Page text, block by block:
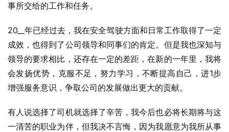
事所交给的工作和任务。
20__年已经过去，我在安全驾驶方面和日常工作取得了一定
成效，也得到了公司领导和同事们的肯定。但是我也深知与
领导的要求相比，还存在一定的差距，在新的一年里，我将
会发扬优势，克服不足，努力学习，不断提高自己，进1步
增强服务意识，争取公司的发展做出更大的贡献。
有人说选择了司机就选择了辛苦，我今后也必将长期将与这
一清苦的职业为伴，但我决不言悔，因为我愿意为我所从事